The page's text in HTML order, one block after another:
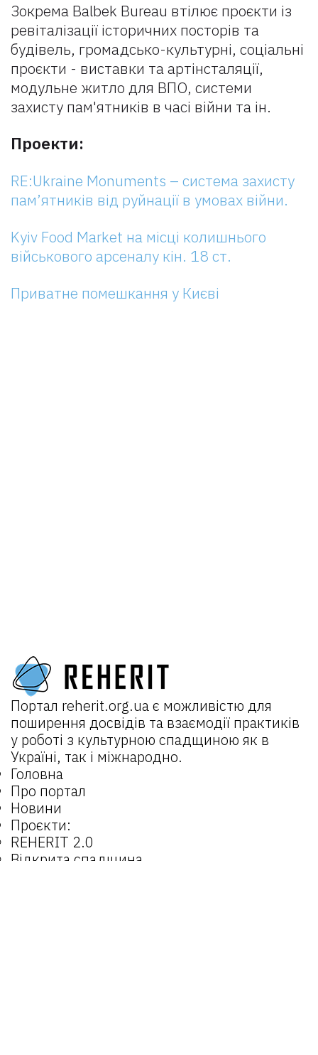
Зокрема Balbek Bureau втілює проєкти із
ревіталізації історичних посторів та
будівель, громадсько-культурні, соціальні
проєкти - виставки та артінсталяції,
модульне житло для ВПО, системи
захисту пам'ятників в часі війни та ін.
Проекти:
RE:Ukraine Monuments – система захисту
пам’ятників від руйнації в умовах війни.
Kyiv Food Market на місці колишнього
військового арсеналу кін. 18 ст.
Приватне помешкання у Києві
Портал reherit.org.uaє можливістю для
поширення досвідів та взаємодії практиків
у роботі з культурною спадщиною як в
Україні, так і міжнародно.
Головна
Про портал
Новини
Проєкти:
REHERIT 2.0
Відкрита спадщина